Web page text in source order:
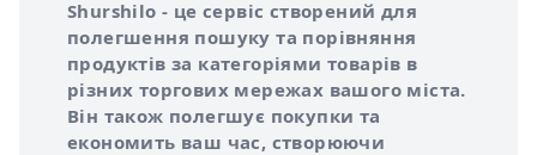
Про сервіс Shurshilo
Shurshilo - це сервіс створений для
полегшення пошуку та порівняння
продуктів за категоріями товарів в
різних торгових мережах вашого міста.
Він також полегшує покупки та
економить ваш час, створюючи